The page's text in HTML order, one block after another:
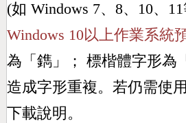
(如 Windows 7、8、10、11
Windows 10以上作業系統
為「 鐫 」； 標楷體字形為「
造成字形重複。若仍需使
下載說明。